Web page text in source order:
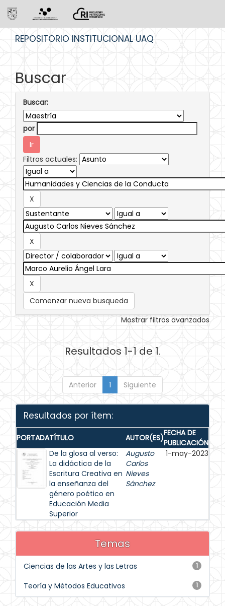
REPOSITORIO INSTITUCIONAL UAQ
Buscar
Buscar:
por
Filtros actuales:
Comenzar nueva busqueda
Mostrar filtros avanzados
Resultados 1-1 de 1.
Anterior 1 Siguiente
Resultados por ítem:
PORTADATÍTULO AUTOR(ES)FECHA DE
PUBLICACIÓN
De la glosa al verso:
La didáctica de la
Escritura Creativa en
la enseñanza del
género poético en
Educación Media
Superior
Augusto
Carlos
Nieves
Sánchez
1-may-2023
Temas
1
Ciencias de las Artes y las Letras
1
Teoría y Métodos Educativos